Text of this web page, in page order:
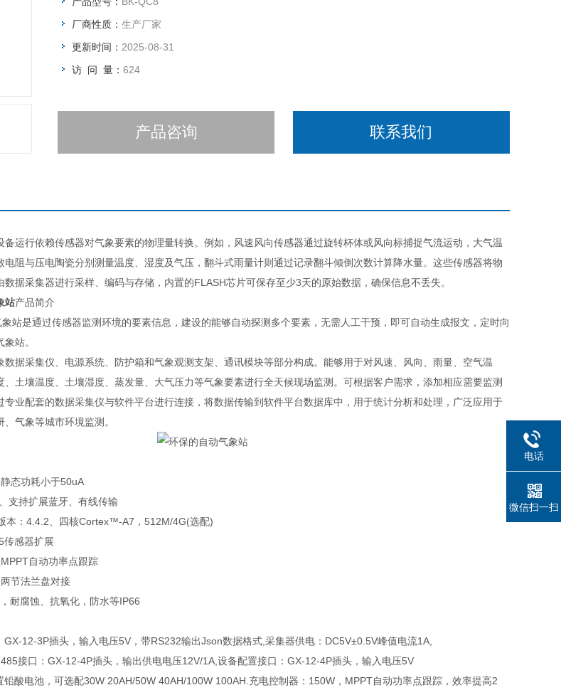
厂商性质： 生产厂家
更新时间： 2025-08-31
访 问 量： 624
产品咨询 联系我们
行依赖传感器对气象要素的物理量转换。例如，风速风向传感器通过旋转杯体或风向标捕捉气流运动，大气温
电阻与压电陶瓷分别测量温度、湿度及气压，翻斗式雨量计则通过记录翻斗倾倒次数计算降水量。这些传感器将物
据采集器进行采样、编码与存储，内置的FLASH芯片可保存至少3天的原始数据，确保信息不丢失。
站产品简介
是通过传感器监测环境的要素信息，建设的能够自动探测多个要素，无需人工干预，即可自动生成报文，定时向
站。
采集仪、电源系统、防护箱和气象观测支架、通讯模块等部分构成。能够用于对风速、风向、雨量、空气温
、土壤温度、土壤湿度、蒸发量、大气压力等气象要素进行全天候现场监测。可根据客户需求，添加相应需要监测
专业配套的数据采集仪与软件平台进行连接，将数据传输到软件平台数据库中，用于统计分析和处理，广泛应用于
气象等城市环境监测。
态功耗小于50uA
持扩展蓝牙、有线传输
：4.4.2、四核Cortex™-A7，512M/4G(选配)
感器扩展
自动功率点跟踪
节法兰盘对接
腐蚀、抗氧化，防水等IP66
12-3P插头，输入电压5V，带RS232输出Json数据格式,采集器供电：DC5V±0.5V峰值电流1A,
接口：GX-12-4P插头，输出供电电压12V/1A,设备配置接口：GX-12-4P插头，输入电压5V
电池，可选配30W 20AH/50W 40AH/100W 100AH.充电控制器：150W，MPPT自动功率点跟踪，效率提高2
电话
微信扫一扫